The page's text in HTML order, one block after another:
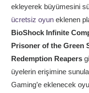
ekleyerek büyümesini
ücretsiz oyuneklenen
BioShock Infinite
Prisoner of the Green
Redemption Reapers
üyelerin erişimine
Gaming’e eklenecek